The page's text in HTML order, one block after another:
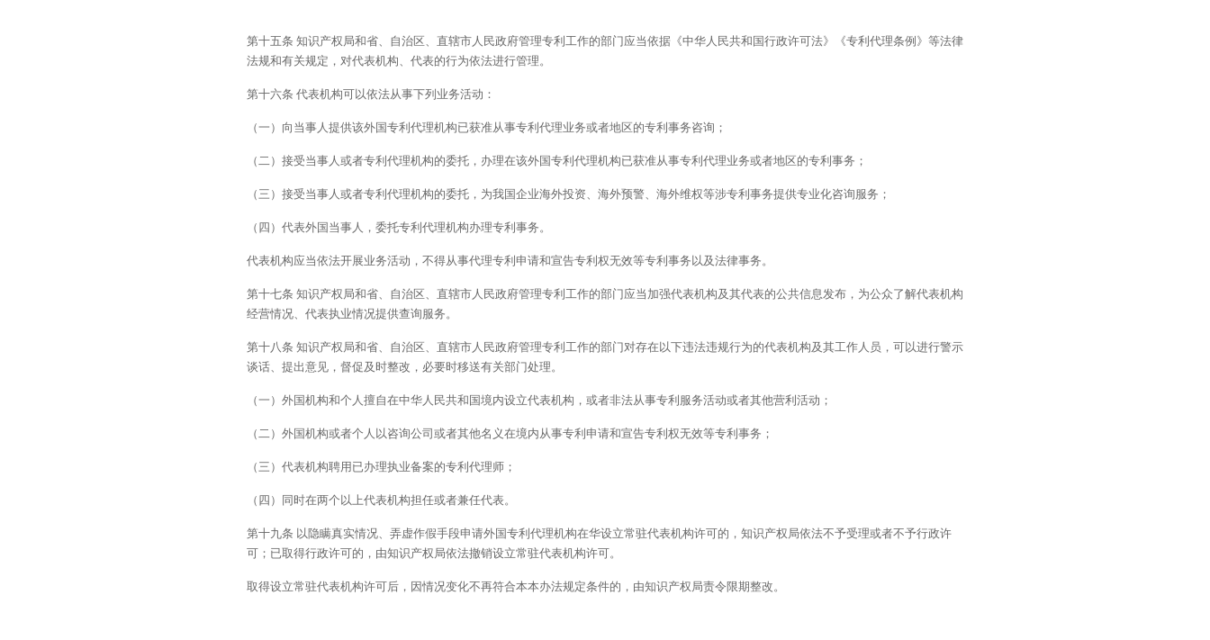
第十五条 知识产权局和省、自治区、直辖市人民政府管理专利工作的部门应当依据《中华人民共和国行政许可法》《专利代理条例》等法律
法规和有关规定，对代表机构、代表的行为依法进行管理。
第十六条 代表机构可以依法从事下列业务活动：
（一）向当事人提供该外国专利代理机构已获准从事专利代理业务或者地区的专利事务咨询；
（二）接受当事人或者专利代理机构的委托，办理在该外国专利代理机构已获准从事专利代理业务或者地区的专利事务；
（三）接受当事人或者专利代理机构的委托，为我国企业海外投资、海外预警、海外维权等涉专利事务提供专业化咨询服务；
（四）代表外国当事人，委托专利代理机构办理专利事务。
代表机构应当依法开展业务活动，不得从事代理专利申请和宣告专利权无效等专利事务以及法律事务。
第十七条 知识产权局和省、自治区、直辖市人民政府管理专利工作的部门应当加强代表机构及其代表的公共信息发布，为公众了解代表机构
经营情况、代表执业情况提供查询服务。
第十八条 知识产权局和省、自治区、直辖市人民政府管理专利工作的部门对存在以下违法违规行为的代表机构及其工作人员，可以进行警示
谈话、提出意见，督促及时整改，必要时移送有关部门处理。
（一）外国机构和个人擅自在中华人民共和国境内设立代表机构，或者非法从事专利服务活动或者其他营利活动；
（二）外国机构或者个人以咨询公司或者其他名义在境内从事专利申请和宣告专利权无效等专利事务；
（三）代表机构聘用已办理执业备案的专利代理师；
（四）同时在两个以上代表机构担任或者兼任代表。
第十九条 以隐瞒真实情况、弄虚作假手段申请外国专利代理机构在华设立常驻代表机构许可的，知识产权局依法不予受理或者不予行政许
可；已取得行政许可的，由知识产权局依法撤销设立常驻代表机构许可。
取得设立常驻代表机构许可后，因情况变化不再符合本本办法规定条件的，由知识产权局责令限期整改。